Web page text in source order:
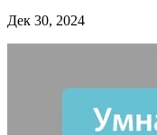
Дек 30, 2024